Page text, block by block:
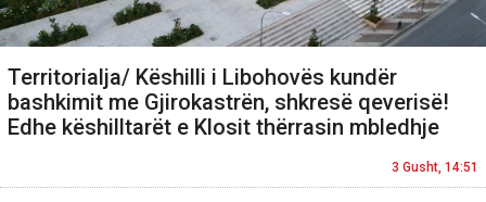
Territorialja/ Këshilli i Libohovës kundër
bashkimit me Gjirokastrën, shkresë qeverisë!
Edhe këshilltarët e Klosit thërrasin mbledhje
3 Gusht, 14:51